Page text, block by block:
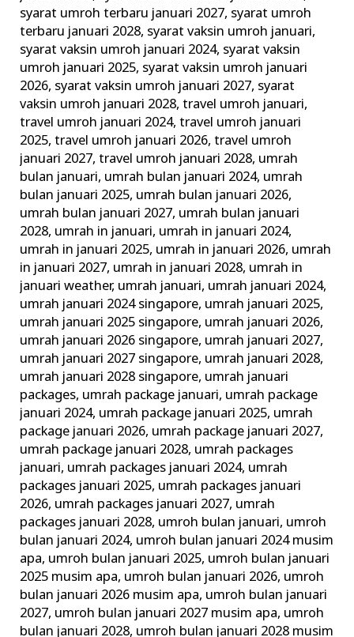
syarat umroh terbaru januari 2027, syarat umroh
terbaru januari 2028, syarat vaksin umroh januari,
syarat vaksin umroh januari 2024, syarat vaksin
umroh januari 2025, syarat vaksin umroh januari
2026, syarat vaksin umroh januari 2027, syarat
vaksin umroh januari 2028,travel umroh januari,
travel umroh januari 2024,travel umroh januari
2025,travel umroh januari 2026,travel umroh
januari 2027,travel umroh januari 2028, umrah
bulan januari, umrah bulan januari 2024, umrah
bulan januari 2025, umrah bulan januari 2026,
umrah bulan januari 2027, umrah bulan januari
2028, umrah in januari, umrah in januari 2024,
umrah in januari 2025, umrah in januari 2026, umrah
in januari 2027, umrah in januari 2028, umrah in
januari weather, umrah januari, umrah januari 2024,
umrah januari 2024 singapore, umrah januari 2025,
umrah januari 2025 singapore, umrah januari 2026,
umrah januari 2026 singapore, umrah januari 2027,
umrah januari 2027 singapore, umrah januari 2028,
umrah januari 2028 singapore, umrah januari
packages, umrah package januari, umrah package
januari 2024, umrah package januari 2025, umrah
package januari 2026, umrah package januari 2027,
umrah package januari 2028, umrah packages
januari, umrah packages januari 2024, umrah
packages januari 2025, umrah packages januari
2026, umrah packages januari 2027, umrah
packages januari 2028, umroh bulan januari, umroh
bulan januari 2024, umroh bulan januari 2024 musim
apa, umroh bulan januari 2025, umroh bulan januari
2025 musim apa, umroh bulan januari 2026, umroh
bulan januari 2026 musim apa, umroh bulan januari
2027, umroh bulan januari 2027 musim apa, umroh
bulan januari 2028, umroh bulan januari 2028 musim